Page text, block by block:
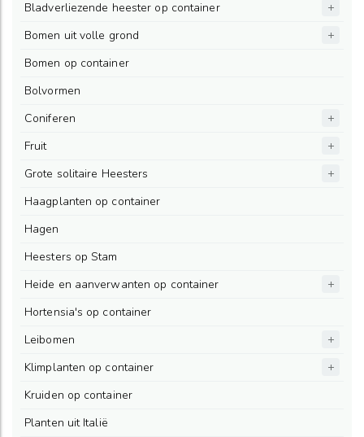
Bladverliezende heester op container
Bomen uit volle grond
Bomen op container
Bolvormen
Coniferen
Fruit
Grote solitaire Heesters
Haagplanten op container
Hagen
Heesters op Stam
Heide en aanverwanten op container
Hortensia's op container
Leibomen
Klimplanten op container
Kruiden op container
Planten uit Italië